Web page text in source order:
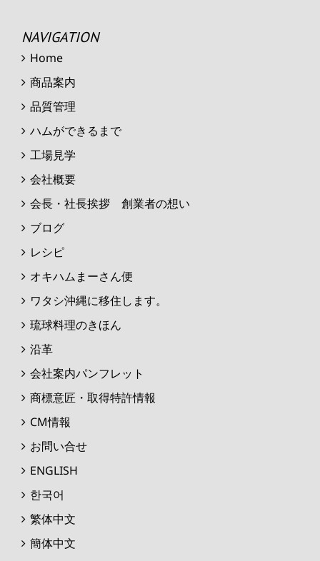
NAVIGATION
Home
商品案内
品質管理
ハムができるまで
工場見学
会社概要
会長・社長挨拶 創業者の想い
ブログ
レシピ
オキハムまーさん便
ワタシ沖縄に移住します。
琉球料理のきほん
沿革
会社案内パンフレット
商標意匠・取得特許情報
CM情報
お問い合せ
ENGLISH
한국어
繁体中文
簡体中文